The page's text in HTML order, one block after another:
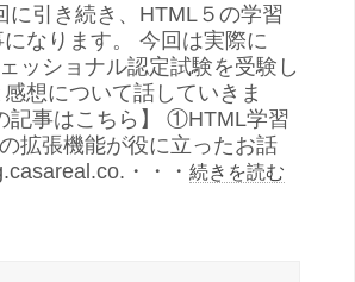
に引き続き、HTML５の学習
なります。 今回は実際に
ッショナル認定試験を受験し
想について話していきま
記事はこちら】 ①HTML学習
拡張機能が役に立ったお話
・・・ 続きを読む